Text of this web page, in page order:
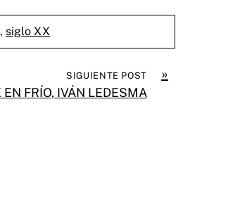
, siglo XX
»
SIGUIENTE POST
FRÍO, IVÁN LEDESMA